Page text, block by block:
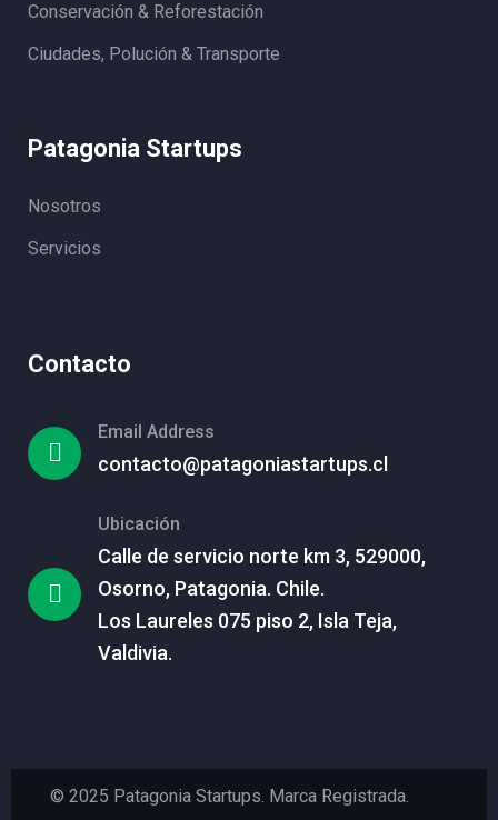
Conservación & Reforestación
Ciudades, Polución & Transporte
Patagonia Startups
Nosotros
Servicios
Contacto
Email Address
contacto@patagoniastartups.cl
Ubicación
Calle de servicio norte km 3, 529000,
Osorno, Patagonia. Chile.
Los Laureles 075 piso 2, Isla Teja,
Valdivia.
© 2025 Patagonia Startups. Marca Registrada.